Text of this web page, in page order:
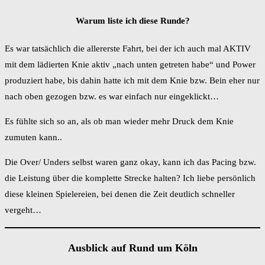
Warum liste ich diese Runde?
Es war tatsächlich die allererste Fahrt, bei der ich auch mal AKTIV
mit dem lädierten Knie aktiv „nach unten getreten habe“ und Power
produziert habe, bis dahin hatte ich mit dem Knie bzw. Bein eher nur
nach oben gezogen bzw. es war einfach nur eingeklickt…
Es fühlte sich so an, als ob man wieder mehr Druck dem Knie
zumuten kann..
Die Over/ Unders selbst waren ganz okay, kann ich das Pacing bzw.
die Leistung über die komplette Strecke halten? Ich liebe persönlich
diese kleinen Spielereien, bei denen die Zeit deutlich schneller
vergeht…
Ausblick auf Rund um Köln